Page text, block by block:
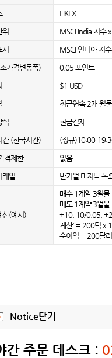
HKEX
위 MSCI India 지수
MSCI 인디아 지수
가격변동폭) 0.05 포인트
$1 USD
최근연속 2개 월
식 현금결제
간 (한국시간) (정규)10:00-
격제한 없음
래일 만기월 마지막 목
산(예시)
매수 1계약 3월
매도 1계약 3월
+10, 10/0.05,
계산: = 200틱 x
순이익 = 200달러
Notice닫기
간 주문 데스크 :